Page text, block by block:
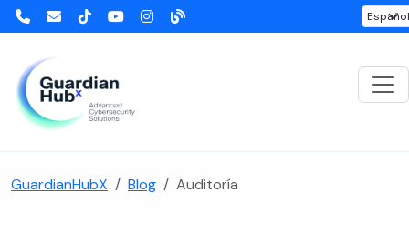
GuardianHubX Blog Auditoría